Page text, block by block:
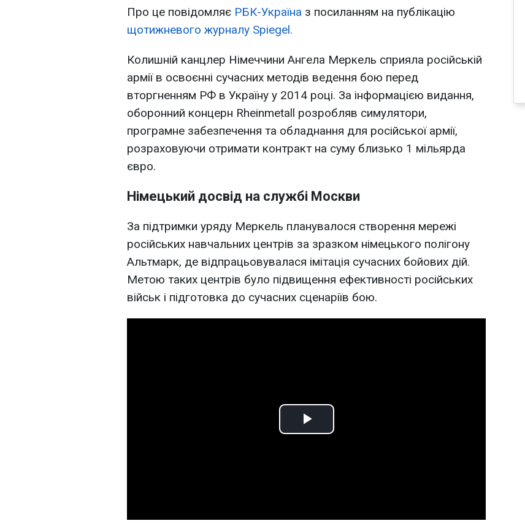
Про це повідомляє РБК-Україна з посиланням на публікацію
щотижневого журналу Spiegel.
Колишній канцлер Німеччини Ангела Меркель сприяла російській
армії в освоєнні сучасних методів ведення бою перед
вторгненням РФ в Україну у 2014 році. За інформацією видання,
оборонний концерн Rheinmetall розробляв симулятори,
програмне забезпечення та обладнання для російської армії,
розраховуючи отримати контракт на суму близько 1 мільярда
євро.
Німецький досвід на службі Москви
За підтримки уряду Меркель планувалося створення мережі
російських навчальних центрів за зразком німецького полігону
Альтмарк, де відпрацьовувалася імітація сучасних бойових дій.
Метою таких центрів було підвищення ефективності російських
військ і підготовка до сучасних сценаріїв бою.
Play